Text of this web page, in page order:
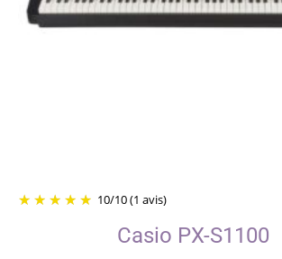
10/10(1 avis)
Casio PX-S1100